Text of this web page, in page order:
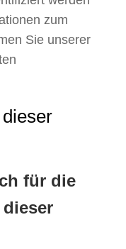
zum
Sie unserer
für die